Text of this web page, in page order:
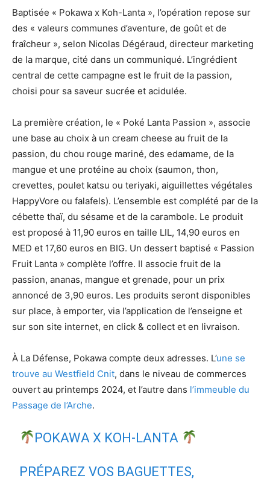
Baptisée « Pokawa x Koh-Lanta », l’opération repose sur
des « valeurs communes d’aventure, de goût et de
fraîcheur », selon Nicolas Dégéraud, directeur marketing
de la marque, cité dans un communiqué. L’ingrédient
central de cette campagne est le fruit de la passion,
choisi pour sa saveur sucrée et acidulée.
La première création, le « Poké Lanta Passion », associe
une base au choix à un cream cheese au fruit de la
passion, du chou rouge mariné, des edamame, de la
mangue et une protéine au choix (saumon, thon,
crevettes, poulet katsu ou teriyaki, aiguillettes végétales
HappyVore ou falafels). L’ensemble est complété par de la
cébette thaï, du sésame et de la carambole. Le produit
est proposé à 11,90 euros en taille LIL, 14,90 euros en
MED et 17,60 euros en BIG. Un dessert baptisé « Passion
Fruit Lanta » complète l’offre. Il associe fruit de la
passion, ananas, mangue et grenade, pour un prix
annoncé de 3,90 euros. Les produits seront disponibles
sur place, à emporter, via l’application de l’enseigne et
sur son site internet, en click & collect et en livraison.
À La Défense, Pokawa compte deux adresses. L’une se
trouve au Westfield Cnit, dans le niveau de commerces
ouvert au printemps 2024, et l’autre dans l’immeuble du
Passage de l’Arche.
POKAWA X KOH-LANTA
PRÉPAREZ VOS BAGUETTES,